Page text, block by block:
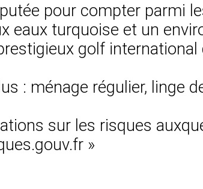
pour compter parmi
eaux turquoise et un
golf international
: ménage régulier, linge
sur les risques
»